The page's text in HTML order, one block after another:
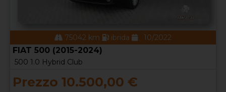
75042 km ibrida 10/2022
FIAT 500 (2015-2024)
500 1.0 Hybrid Club
Prezzo 10.500,00 €